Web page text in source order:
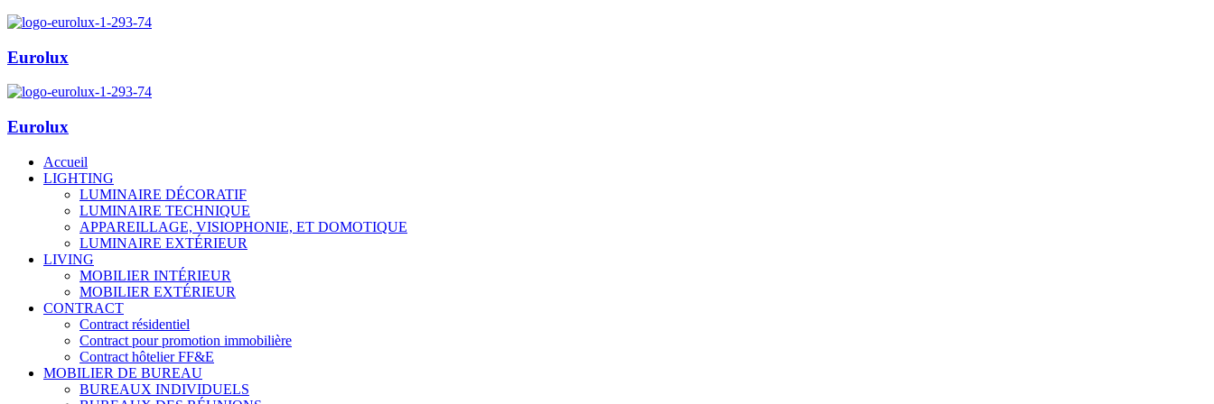
Eurolux
Eurolux
Accueil
LIGHTING
LUMINAIRE DÉCORATIF
LUMINAIRE TECHNIQUE
APPAREILLAGE, VISIOPHONIE, ET DOMOTIQUE
LUMINAIRE EXTÉRIEUR
LIVING
MOBILIER INTÉRIEUR
MOBILIER EXTÉRIEUR
CONTRACT
Contract résidentiel
Contract pour promotion immobilière
Contract hôtelier FF&E
MOBILIER DE BUREAU
BUREAUX INDIVIDUELS